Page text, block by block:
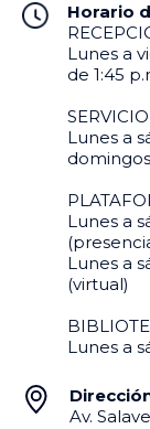
Horario
Lunes a
de 1:45
Lunes a
Lunes a
Lunes a
(virtual)
Lunes a
Av.